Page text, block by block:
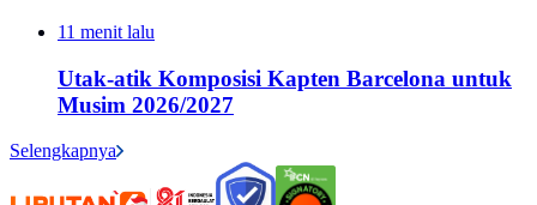
11 menit lalu
Utak-atik Komposisi Kapten Barcelona untuk
Musim 2026/2027
Selengkapnya